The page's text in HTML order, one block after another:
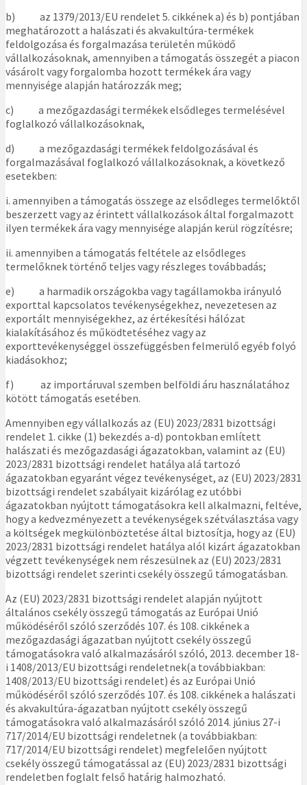
b) az 1379/2013/EU rendelet 5. cikkének a) és b) pontjában
meghatározott a halászati és akvakultúra-termékek
feldolgozása és forgalmazása területén működő
vállalkozásoknak, amennyiben a támogatás összegét a piacon
vásárolt vagy forgalomba hozott termékek ára vagy
mennyisége alapján határozzák meg;
c) a mezőgazdasági termékek elsődleges termelésével
foglalkozó vállalkozásoknak,
d) a mezőgazdasági termékek feldolgozásával és
forgalmazásával foglalkozó vállalkozásoknak, a következő
esetekben:
i. amennyiben a támogatás összege az elsődleges termelőktől
beszerzett vagy az érintett vállalkozások által forgalmazott
ilyen termékek ára vagy mennyisége alapján kerül rögzítésre;
ii. amennyiben a támogatás feltétele az elsődleges
termelőknek történő teljes vagy részleges továbbadás;
e) a harmadik országokba vagy tagállamokba irányuló
exporttal kapcsolatos tevékenységekhez, nevezetesen az
exportált mennyiségekhez, az értékesítési hálózat
kialakításához és működtetéséhez vagy az
exporttevékenységgel összefüggésben felmerülő egyéb folyó
kiadásokhoz;
f) az importáruval szemben belföldi áru használatához
kötött támogatás esetében.
Amennyiben egy vállalkozás az (EU) 2023/2831 bizottsági
rendelet 1. cikke (1) bekezdés a-d) pontokban említett
halászati és mezőgazdasági ágazatokban, valamint az (EU)
2023/2831 bizottsági rendelet hatálya alá tartozó
ágazatokban egyaránt végez tevékenységet, az (EU) 2023/2831
bizottsági rendelet szabályait kizárólag ez utóbbi
ágazatokban nyújtott támogatásokra kell alkalmazni, feltéve,
hogy a kedvezményezett a tevékenységek szétválasztása vagy
a költségek megkülönböztetése által biztosítja, hogy az (EU)
2023/2831 bizottsági rendelet hatálya alól kizárt ágazatokban
végzett tevékenységek nem részesülnek az (EU) 2023/2831
bizottsági rendelet szerinti csekély összegű támogatásban.
Az (EU) 2023/2831 bizottsági rendelet alapján nyújtott
általános csekély összegű támogatás az Európai Unió
működéséről szóló szerződés 107. és 108. cikkének a
mezőgazdasági ágazatban nyújtott csekély összegű
támogatásokra való alkalmazásáról szóló, 2013. december 18-
i 1408/2013/EU bizottsági rendeletnek(a továbbiakban:
1408/2013/EU bizottsági rendelet) és az Európai Unió
működéséről szóló szerződés 107. és 108. cikkének a halászati
és akvakultúra-ágazatban nyújtott csekély összegű
támogatásokra való alkalmazásáról szóló 2014. június 27-i
717/2014/EU bizottsági rendeletnek (a továbbiakban:
717/2014/EU bizottsági rendelet) megfelelően nyújtott
csekély összegű támogatással az (EU) 2023/2831 bizottsági
rendeletben foglalt felső határig halmozható.